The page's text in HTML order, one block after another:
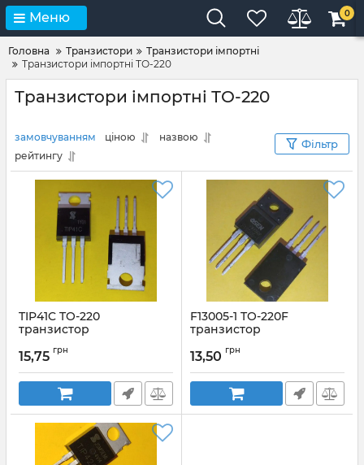
Меню 0
Головна Транзистори
Транзистори імпортні
Транзистори імпортні ТО-220
Транзистори імпортні ТО-220
замовчуванням ціною
назвою
рейтингу
Фільтр
TIP41C TO-220
транзистор
15,75 грн
F13005-1 TO-220F
транзистор
13,50 грн